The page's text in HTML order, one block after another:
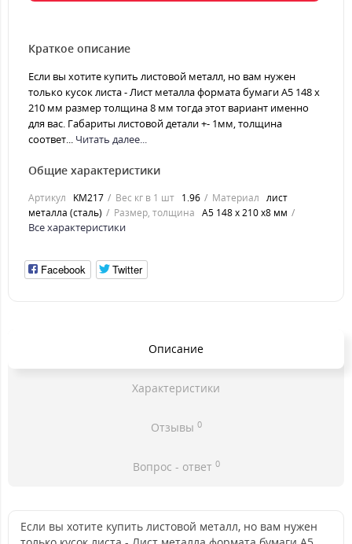
Краткое описание
Если вы хотите купить листовой металл, но вам нужен
только кусок листа - Лист металла формата бумаги А5 148 х
210 мм размер толщина 8 мм тогда этот вариант именно
для вас. Габариты листовой детали +- 1мм, толщина
соответ... Читать далее...
Общие характеристики
Артикул KM217 Вес кг в 1 шт 1.96 Материал лист
металла (сталь)
Размер, толщина А5 148 х 210 х8 мм
Все характеристики
Facebook Twitter
Описание
Характеристики
Отзывы 0
Вопрос - ответ 0
Если вы хотите купить листовой металл, но вам нужен